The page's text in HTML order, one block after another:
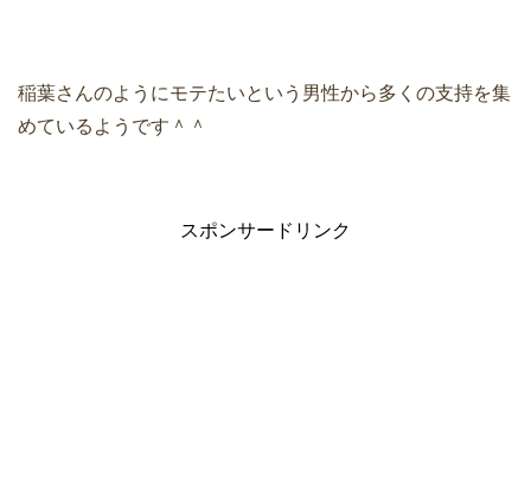
稲葉さんのようにモテたいという男性から多くの支持を集
めているようです＾＾
スポンサードリンク